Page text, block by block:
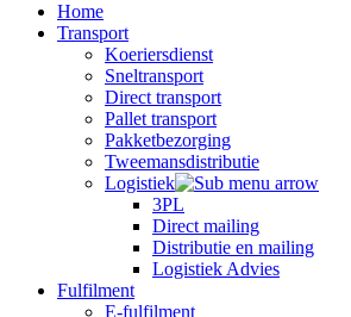
Home
Transport
Koeriersdienst
Sneltransport
Direct transport
Pallet transport
Pakketbezorging
Tweemansdistributie
Logistiek
3PL
Direct mailing
Distributie en mailing
Logistiek Advies
Fulfilment
E-fulfilment